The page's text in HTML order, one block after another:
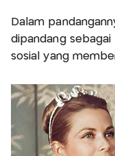
Dalam
dipandang
sosial yang